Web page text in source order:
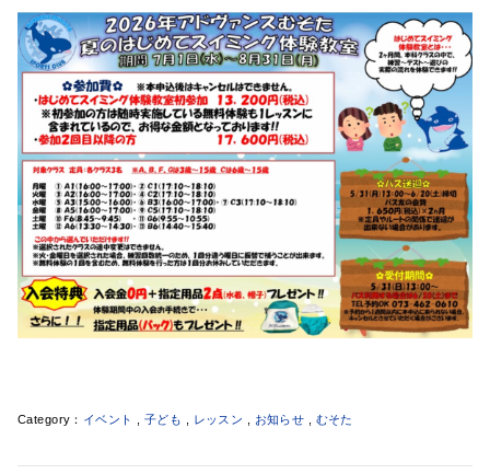
イベント 子ども レッスン お知らせ むそた